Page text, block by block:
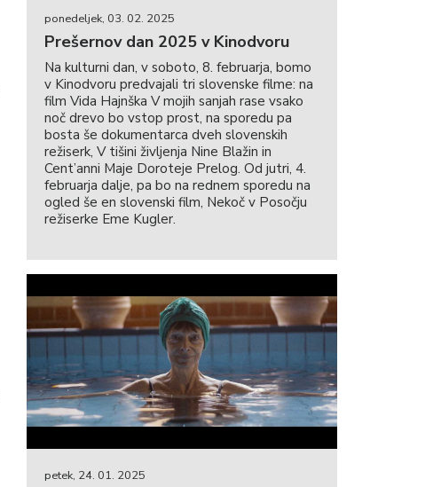
ponedeljek, 03. 02. 2025
Prešernov dan 2025 v Kinodvoru
Na kulturni dan, v soboto, 8. februarja, bomo
v Kinodvoru predvajali tri slovenske filme: na
film Vida Hajnška V mojih sanjah rase vsako
noč drevo bo vstop prost, na sporedu pa
bosta še dokumentarca dveh slovenskih
režiserk, V tišini življenja Nine Blažin in
Cent’anni Maje Doroteje Prelog. Od jutri, 4.
februarja dalje, pa bo na rednem sporedu na
ogled še en slovenski film, Nekoč v Posočju
režiserke Eme Kugler.
petek, 24. 01. 2025